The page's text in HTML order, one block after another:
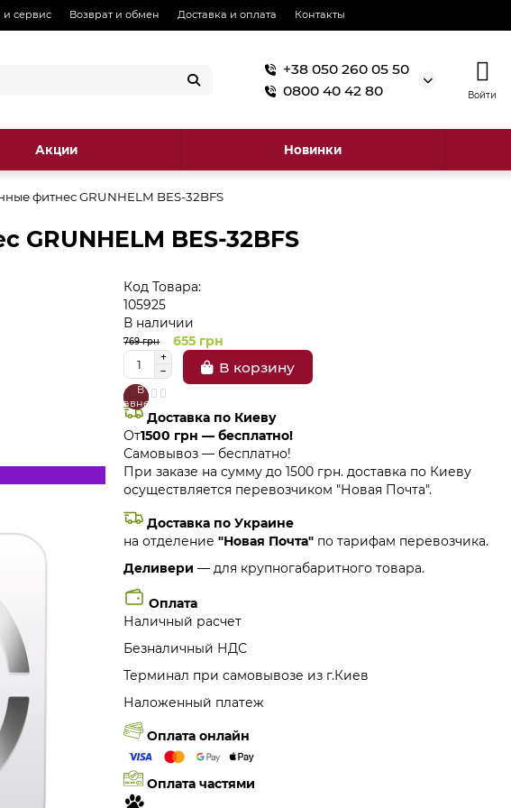
и сервис Возврат и обмен Доставка и оплата Контакты
+38 050 260 05 50
0800 40 42 80
Войти
Акции Новинки
фитнес GRUNHELM BES-32BFS
BES-32BFS
Код Товара:
105925
В наличии
769 грн 655 грн
В корзину
В
закладки
В
сравнение
Доставка по Киеву
От1500 грн — бесплатно!
Самовывоз — бесплатно!
При заказе на сумму до 1500 грн. доставка по Киеву
осуществляется перевозчиком "Новая Почта".
Доставка по Украине
на отделение"Новая Почта" по тарифам перевозчика.
Деливери — для крупногабаритного товара.
Оплата
Наличный расчет
Безналичный НДС
Терминал при самовывозе из г.Киев
Наложенный платеж
Оплата онлайн
Оплата частями